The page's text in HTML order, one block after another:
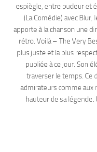
espiègle, entre pudeur et
(La Comédie) avec
apporte à la chanson une
rétro. Voilà – The Very
plus juste et la plus
publiée à ce jour. Son
traverser le temps. Ce
admirateurs comme aux
hauteur de sa